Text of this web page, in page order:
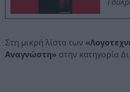
Στη μικρή λίστα των
Αναγνώστη» στην κατηγορία